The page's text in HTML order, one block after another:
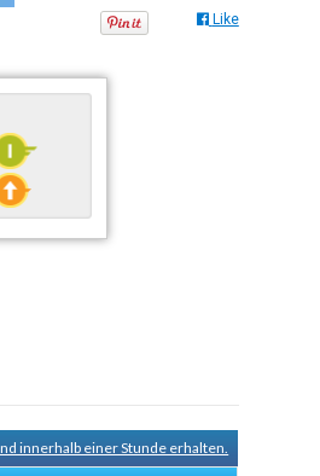
Like
innerhalb einer Stunde erhalten.